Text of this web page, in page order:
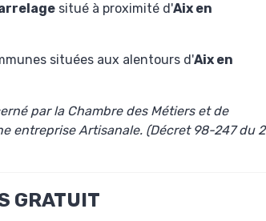
situé à proximité d'Aix en
situées aux alentours d'Aix en
par la Chambre des Métiers etde
entreprise Artisanale. (Décret 98-247 du 2
GRATUIT